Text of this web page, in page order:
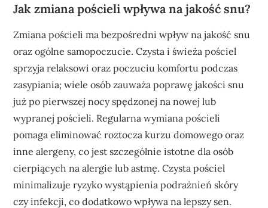
Jak zmiana pościeli wpływa na jakość snu?
Zmiana pościeli ma bezpośredni wpływ na jakość snu
oraz ogólne samopoczucie. Czysta i świeża pościel
sprzyja relaksowi oraz poczuciu komfortu podczas
zasypiania; wiele osób zauważa poprawę jakości snu
już po pierwszej nocy spędzonej na nowej lub
wypranej pościeli. Regularna wymiana pościeli
pomaga eliminować roztocza kurzu domowego oraz
inne alergeny, co jest szczególnie istotne dla osób
cierpiących na alergie lub astmę. Czysta pościel
minimalizuje ryzyko wystąpienia podrażnień skóry
czy infekcji, co dodatkowo wpływa na lepszy sen.